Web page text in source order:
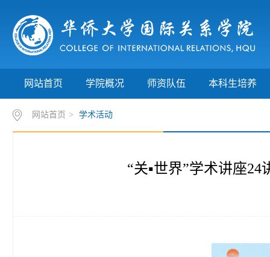
网站首页 学院概况 师资队伍 本科生培养
网站首页 > 学术活动
“关▪世界”学术讲座